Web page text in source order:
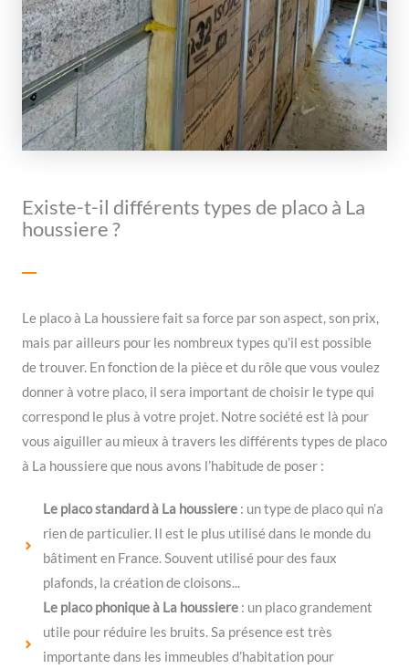
Existe-t-il différents types de placo à La
houssiere ?
Le placo à La houssiere fait sa force par son aspect, son prix,
mais par ailleurs pour les nombreux types qu’il est possible
de trouver. En fonction de la pièce et du rôle que vous voulez
donner à votre placo, il sera important de choisir le type qui
correspond le plus à votre projet. Notre société est là pour
vous aiguiller au mieux à travers les différents types de placo
à La houssiere que nous avons l’habitude de poser :
Le placo standard à La houssiere : un type de placo qui n’a
rien de particulier. Il est le plus utilisé dans le monde du
bâtiment en France. Souvent utilisé pour des faux
plafonds, la création de cloisons...
Le placo phonique à La houssiere : un placo grandement
utile pour réduire les bruits. Sa présence est très
importante dans les immeubles d’habitation pour